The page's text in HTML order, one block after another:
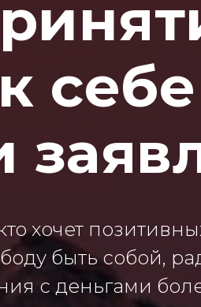
хочет
быть собой,
с деньгами